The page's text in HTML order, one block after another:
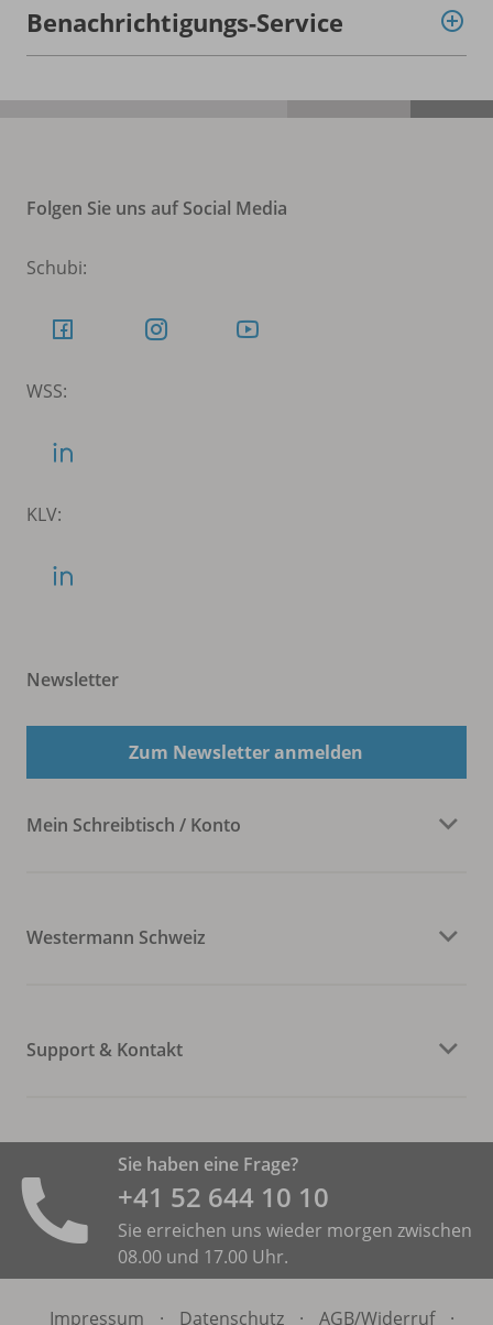
Benachrichtigungs-Service
Folgen Sie uns auf Social Media
Schubi:
WSS:
KLV:
Newsletter
Zum Newsletter anmelden
Mein Schreibtisch / Konto
Westermann Schweiz
Support & Kontakt
Sie haben eine Frage?
+41 52 644 10 10
Sie erreichen uns wieder morgen zwischen
08.00 und 17.00 Uhr.
Impressum · Datenschutz · AGB/Widerruf ·